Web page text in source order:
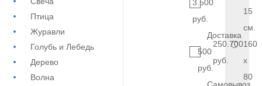
Птица
Журавли
Голубь и Лебедь
Дерево
Волна
3.500
руб.
Доставка
500
руб.
15
см.
250.700
руб.
160
x
80